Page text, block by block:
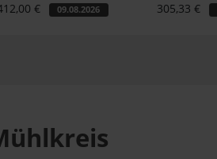
€ 09.08.2026 305,33 €